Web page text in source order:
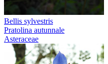
Bellis sylvestris
Pratolina autunnale
Asteraceae